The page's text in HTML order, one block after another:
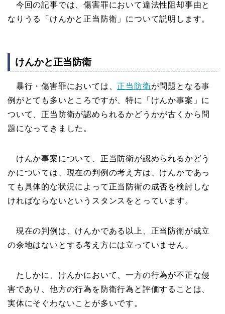
今回の記事では、傷害罪において違法性阻却事由と
なりうる「けんかと正当防衛」について説明します。
けんかと正当防衛
暴行・傷害罪においては、 正当防衛が問題となる事
例がとても多いところですが、特に「けんか事案」に
ついて、正当防衛が認められるかどうかが古くから問
題になってきました。
けんか事案について、正当防衛が認められるかどう
かについては、現在の判例の考え方は、けんかであっ
ても具体的な状況によって正当防衛の成否を検討しな
ければならないというスタンスをとっています。
現在の判例は、けんかである以上、正当防衛が成立
の余地はないとする考え方には立っていません。
たしかに、けんかにおいて、一方の行為が不正な侵
害であり、他方の行為を防衛行為と評価することは、
実体にそぐわないことが多いです。